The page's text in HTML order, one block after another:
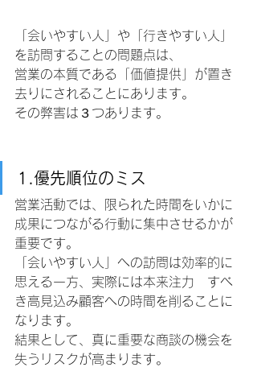
「会いやすい人」や「行きやすい人」
を訪問することの問題点は、
営業の本質である「価値提供」が置き
去りにされることにあります。
その弊害は３つあります。
1.優先順位のミス
営業活動では、限られた時間をいかに
成果につながる行動に集中させるかが
重要です。
「会いやすい人」への訪問は効率的に
思える一方、実際には本来注力　すべ
き高見込み顧客への時間を削ることに
なります。
結果として、真に重要な商談の機会を
失うリスクが高まります。